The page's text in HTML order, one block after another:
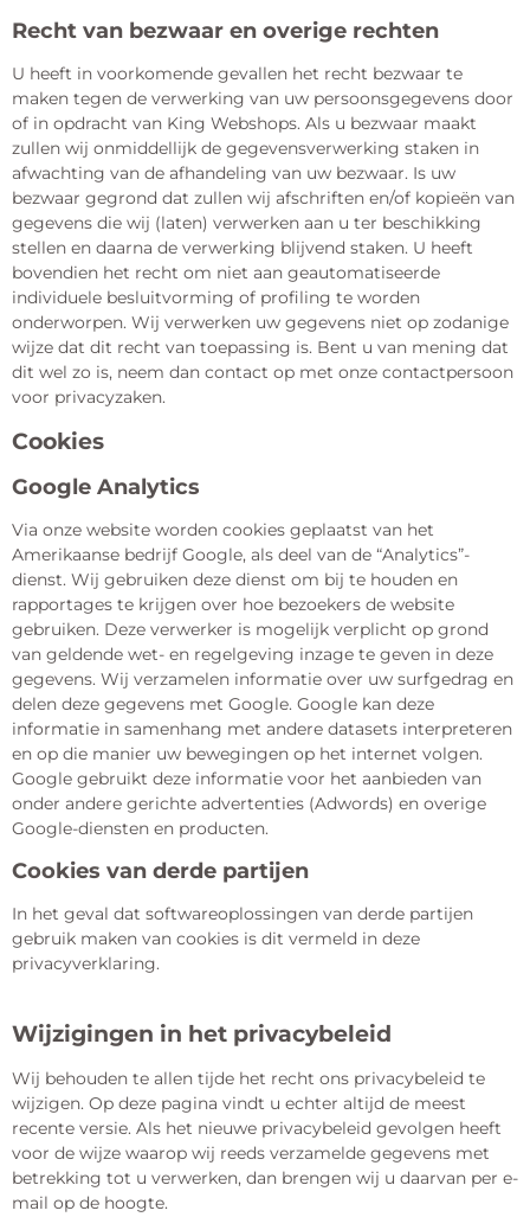
Recht van bezwaar en overige rechten
U heeft in voorkomende gevallen het recht bezwaar te
maken tegen de verwerking van uw persoonsgegevens door
of in opdracht van King Webshops. Als u bezwaar maakt
zullen wij onmiddellijk de gegevensverwerking staken in
afwachting van de afhandeling van uw bezwaar. Is uw
bezwaar gegrond dat zullen wij afschriften en/of kopieën van
gegevens die wij (laten) verwerken aan u ter beschikking
stellen en daarna de verwerking blijvend staken. U heeft
bovendien het recht om niet aan geautomatiseerde
individuele besluitvorming of profiling te worden
onderworpen. Wij verwerken uw gegevens niet op zodanige
wijze dat dit recht van toepassing is. Bent u van mening dat
dit wel zo is, neem dan contact op met onze contactpersoon
voor privacyzaken.
Cookies
Google Analytics
Via onze website worden cookies geplaatst van het
Amerikaanse bedrijf Google, als deel van de “Analytics”-
dienst. Wij gebruiken deze dienst om bij te houden en
rapportages te krijgen over hoe bezoekers de website
gebruiken. Deze verwerker is mogelijk verplicht op grond
van geldende wet- en regelgeving inzage te geven in deze
gegevens. Wij verzamelen informatie over uw surfgedrag en
delen deze gegevens met Google. Google kan deze
informatie in samenhang met andere datasets interpreteren
en op die manier uw bewegingen op het internet volgen.
Google gebruikt deze informatie voor het aanbieden van
onder andere gerichte advertenties (Adwords) en overige
Google-diensten en producten.
Cookies van derde partijen
In het geval dat softwareoplossingen van derde partijen
gebruik maken van cookies is dit vermeld in deze
privacyverklaring.
Wijzigingen in het privacybeleid
Wij behouden te allen tijde het recht ons privacybeleid te
wijzigen. Op deze pagina vindt u echter altijd de meest
recente versie. Als het nieuwe privacybeleid gevolgen heeft
voor de wijze waarop wij reeds verzamelde gegevens met
betrekking tot u verwerken, dan brengen wij u daarvan per e-
mail op de hoogte.